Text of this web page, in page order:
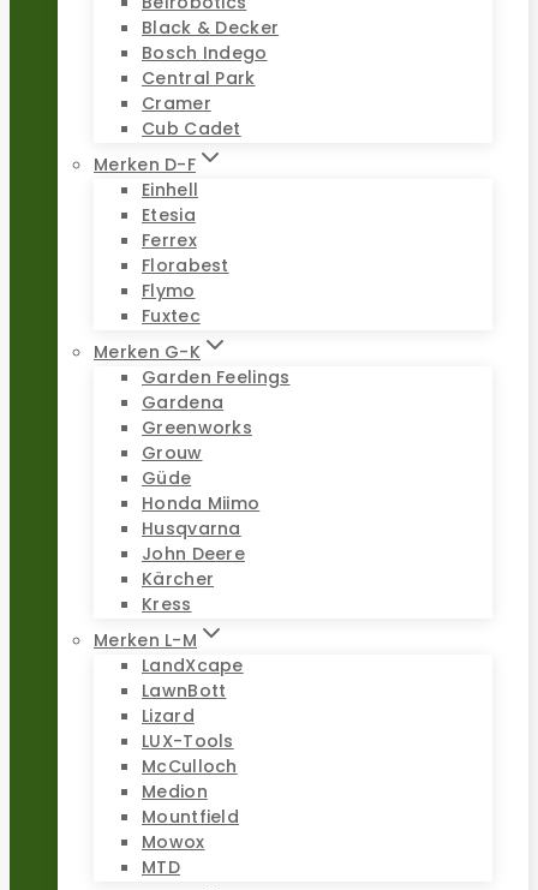
Black & Decker
Bosch Indego
Central Park
Cramer
Cub Cadet
Merken D-F
Einhell
Etesia
Ferrex
Florabest
Flymo
Fuxtec
Merken G-K
Garden Feelings
Gardena
Greenworks
Grouw
Güde
Honda Miimo
Husqvarna
John Deere
Kärcher
Kress
Merken L-M
LandXcape
LawnBott
Lizard
LUX-Tools
McCulloch
Medion
Mountfield
Mowox
MTD